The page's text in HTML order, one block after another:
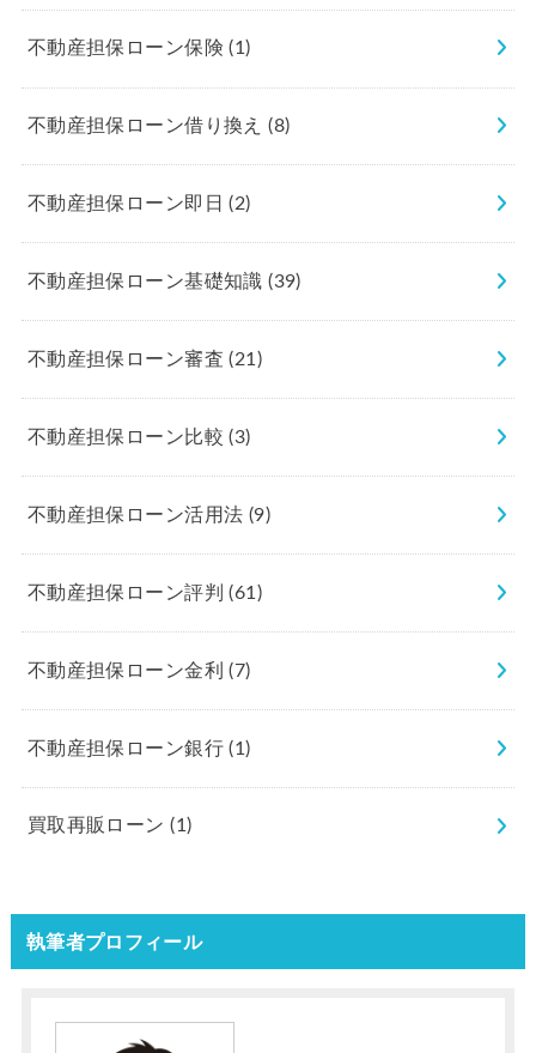
不動産担保ローン保険(1)
不動産担保ローン借り換え(8)
不動産担保ローン即日(2)
不動産担保ローン基礎知識(39)
不動産担保ローン審査(21)
不動産担保ローン比較(3)
不動産担保ローン活用法 (9)
不動産担保ローン評判(61)
不動産担保ローン金利(7)
不動産担保ローン銀行(1)
買取再販ローン(1)
執筆者プロフィール